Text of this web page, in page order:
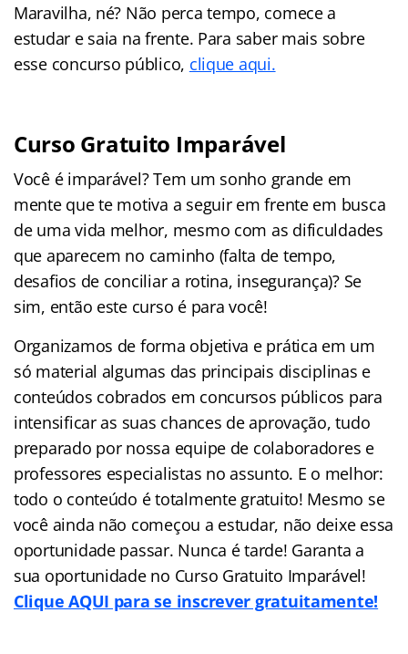
Maravilha, né? Não perca tempo, comece a
estudar e saia na frente. Para saber mais sobre
esse concurso público, clique aqui.
Curso Gratuito Imparável
Você é imparável? Tem um sonho grande em
mente que te motiva a seguir em frente em busca
de uma vida melhor, mesmo com as dificuldades
que aparecem no caminho (falta de tempo,
desafios de conciliar a rotina, insegurança)? Se
sim, então este curso é para você!
Organizamos de forma objetiva e prática em um
só material algumas das principais disciplinas e
conteúdos cobrados em concursos públicos para
intensificar as suas chances de aprovação, tudo
preparado por nossa equipe de colaboradores e
professores especialistas no assunto. E o melhor:
todo o conteúdo é totalmente gratuito! Mesmo se
você ainda não começou a estudar, não deixe essa
oportunidade passar. Nunca é tarde! Garanta a
sua oportunidade no Curso Gratuito Imparável!
Clique AQUI para se inscrever gratuitamente!